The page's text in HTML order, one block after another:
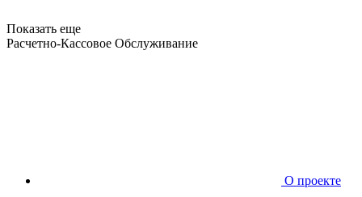
Показать еще
Расчетно-Кассовое Обслуживание
О проекте